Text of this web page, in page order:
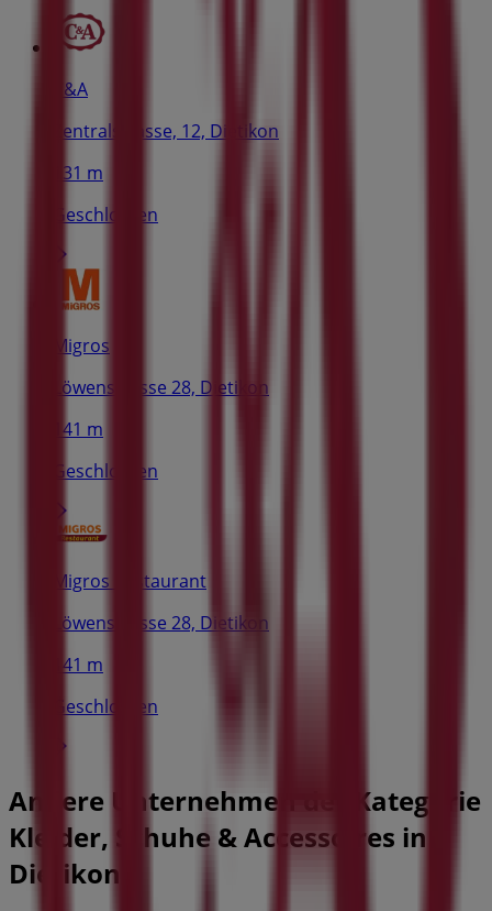
C&A
Zentralstrasse, 12, Dietikon
131 m
Geschlossen
Migros
Löwenstrasse 28, Dietikon
141 m
Geschlossen
Migros Restaurant
Löwenstrasse 28, Dietikon
141 m
Geschlossen
Andere Unternehmen der Kategorie
Kleider, Schuhe & Accessoires in
Dietikon